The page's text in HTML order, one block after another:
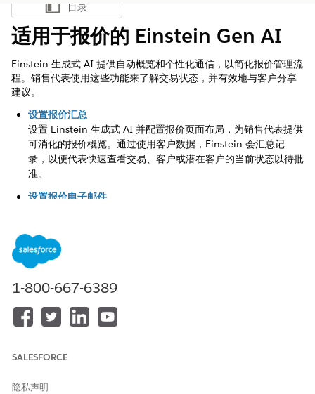
显示目录
目录
适用于报价的 Einstein Gen AI
Einstein 生成式 AI 提供自动概览和个性化通信，以简化报价管理流
程。销售代表使用这些功能来了解交易状态，并有效地与客户分享
建议。
设置报价汇总
设置 Einstein 生成式 AI 并配置报价页面布局，为销售代表提供
可消化的报价概览。通过使用客户数据，Einstein 会汇总记
录，以便代表快速查看交易、客户或潜在客户的当前状态以待批
准。
设置报价电子邮件
本文章是否解决您的问题？
请与我们共享您的想法，以便我们进行改进！
1-800-667-6389
SALESFORCE
隐私声明